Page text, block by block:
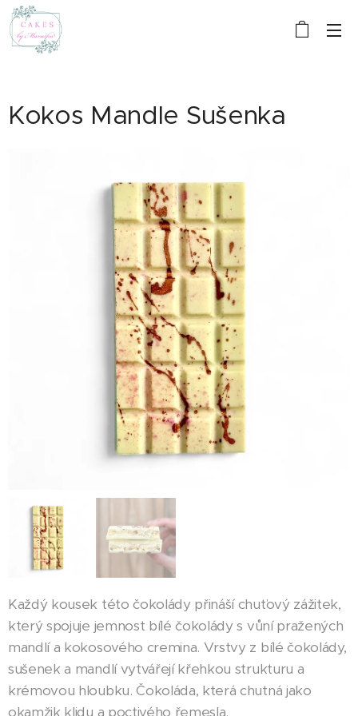
Kokos Mandle Sušenka
Každý kousek této čokolády přináší chuťový zážitek,
který spojuje jemnost bílé čokolády s vůní pražených
mandlí a kokosového cremina. Vrstvy z bílé čokolády,
sušenek a mandlí vytvářejí křehkou strukturu a
krémovou hloubku. Čokoláda, která chutná jako
okamžik klidu a poctivého řemesla.